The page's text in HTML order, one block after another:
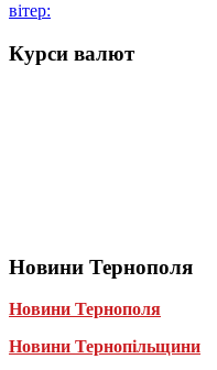
вітер:
Курси валют
Новини Тернополя
Новини Тернополя
Новини Тернопільщини